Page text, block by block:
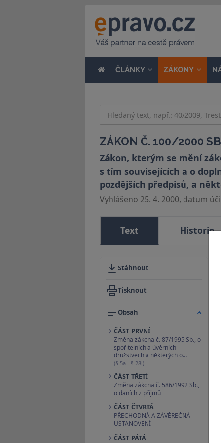
ČLÁNKY ZÁKONY
ZÁKON Č. 100/2000
Zákon, kterým se mění
s tím souvisejících a o
pozdějších předpisů, a
Vyhlášeno 25. 4. 2000, datum
Text Historie
Stáhnout
Tisknout
Obsah
ČÁST PRVNÍ
Změna zákona č. 87/1995 Sb., o
spořitelních a úvěrních
družstvech a některých o…
(§ 5a - § 28i)
ČÁST TŘETÍ
Změna zákona č. 586/1992 Sb.,
o daních z příjmů
ČÁST ČTVRTÁ
PŘECHODNÁ A ZÁVĚREČNÁ
USTANOVENÍ
ČÁST PÁTÁ